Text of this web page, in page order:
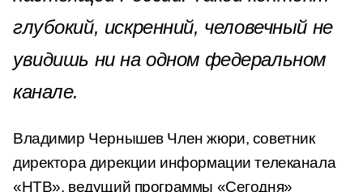
глубокий, искренний, человечный не
увидишь ни на одном федеральном
канале.
Владимир Чернышев Член жюри, советник
директора дирекции информации телеканала
«НТВ», ведущий программы «Сегодня»